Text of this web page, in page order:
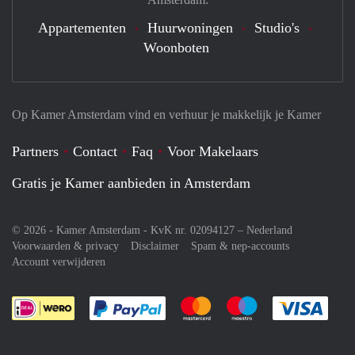
Op Kamer Amsterdam vind en verhuur je makkelijk je Kamer
Partners Contact Faq
Voor Makelaars
Gratis je Kamer aanbieden in Amsterdam
© 2026 - Kamer Amsterdam - KvK nr. 02094127 – Nederland
Voorwaarden & privacy
Disclaimer
Spam & nep-accounts
Account verwijderen
Je rekent gemakkelijk af met Paypal
Je rekent gemakkelijk af met
Je rekent
Appartementen Huurwoningen
Studio's
Woonboten